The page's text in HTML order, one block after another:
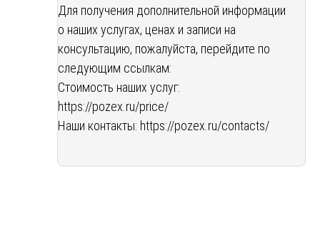
Для получения дополнительной информации
о наших услугах, ценах и записи на
консультацию, пожалуйста, перейдите по
следующим ссылкам:
Стоимость наших услуг:
https://pozex.ru/price/
Наши контакты: https://pozex.ru/contacts/